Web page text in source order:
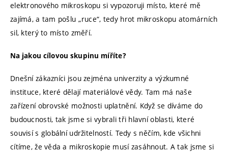
elektronového mikroskopu si vypozoruji místo, které mě
zajímá, a tam pošlu „ruce“, tedy hrot mikroskopu atomárních
sil, který to místo změří.
Na jakou cílovou skupinu míříte?
Dnešní zákazníci jsou zejména univerzity a výzkumné
instituce, které dělají materiálové vědy. Tam má naše
zařízení obrovské možnosti uplatnění. Když se díváme do
budoucnosti, tak jsme si vybrali tři hlavní oblasti, které
souvisí s globální udržitelností. Tedy s něčím, kde všichni
cítíme, že věda a mikroskopie musí zasáhnout. A tak jsme si